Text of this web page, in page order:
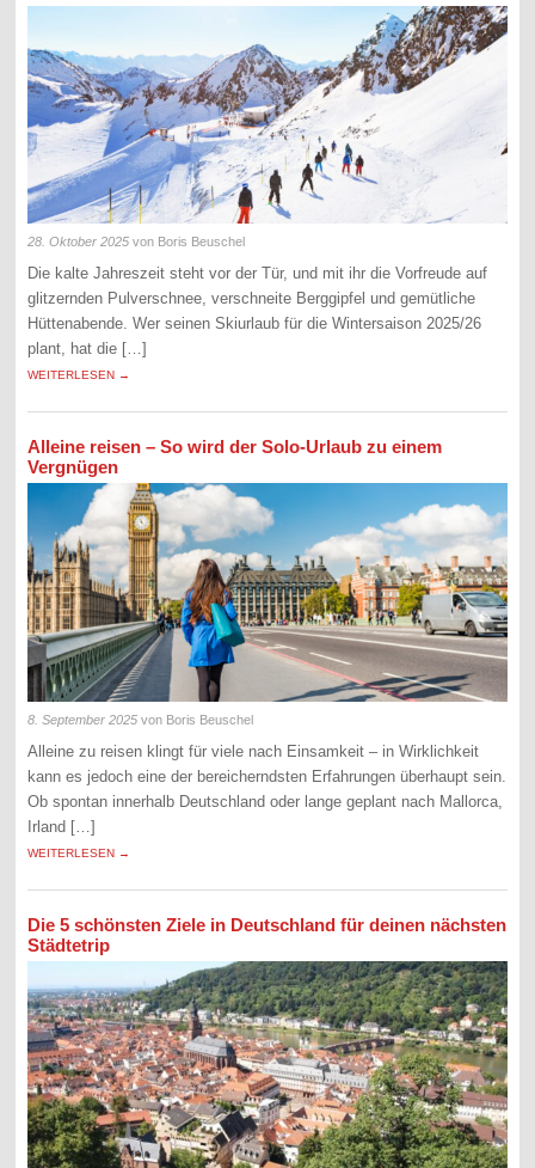
28. Oktober 2025 von Boris Beuschel
Die kalte Jahreszeit steht vor der Tür, und mit ihr die Vorfreude auf
glitzernden Pulverschnee, verschneite Berggipfel und gemütliche
Hüttenabende. Wer seinen Skiurlaub für die Wintersaison 2025/26
plant, hat die […]
WEITERLESEN →
Alleine reisen – So wird der Solo-Urlaub zu einem
Vergnügen
8. September 2025 von Boris Beuschel
Alleine zu reisen klingt für viele nach Einsamkeit – in Wirklichkeit
kann es jedoch eine der bereicherndsten Erfahrungen überhaupt sein.
Ob spontan innerhalb Deutschland oder lange geplant nach Mallorca,
Irland […]
WEITERLESEN →
Die 5 schönsten Ziele in Deutschland für deinen nächsten
Städtetrip